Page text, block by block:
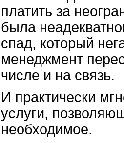
платить за
была
спад, который
менеджмент
числе и на связь.
И практически
услуги,
необходимое.